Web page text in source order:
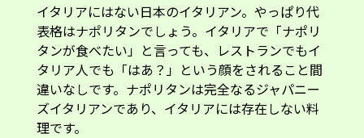
イタリアにはない日本のイタリアン。やっぱり代
表格はナポリタンでしょう。イタリアで「ナポリ
タンが食べたい」と言っても、レストランでもイ
タリア人でも「はあ？」という顔をされること間
違いなしです。ナポリタンは完全なるジャパニー
ズイタリアンであり、イタリアには存在しない料
理です。